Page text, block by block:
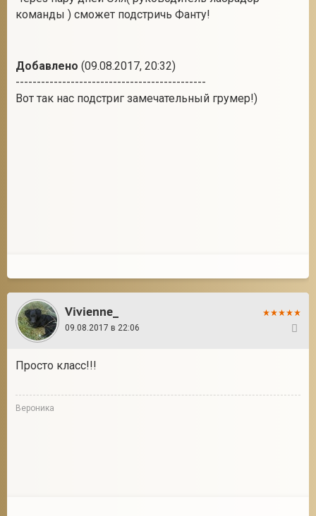
команды ) сможет подстричь Фанту!
Добавлено (09.08.2017, 20:32)
---------------------------------------------
Вот так нас подстриг замечательный грумер!)
Vivienne_
09.08.2017 в 22:06
Просто класс!!!
Вероника